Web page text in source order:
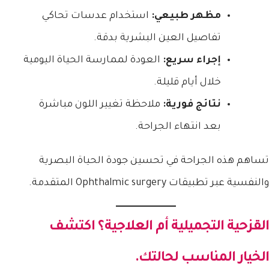
مظهر طبيعي: استخدام عدسات تحاكي
تفاصيل العين البشرية بدقة.
إجراء سريع: العودة لممارسة الحياة اليومية
خلال أيام قليلة.
نتائج فورية: ملاحظة تغيير اللون مباشرة
بعد انتهاء الجراحة.
تساهم هذه الجراحة في تحسين جودة الحياة البصرية
والنفسية عبر تطبيقات Ophthalmic surgery المتقدمة.
القزحية التجميلية أم العلاجية؟ اكتشف
الخيار المناسب لحالتك.